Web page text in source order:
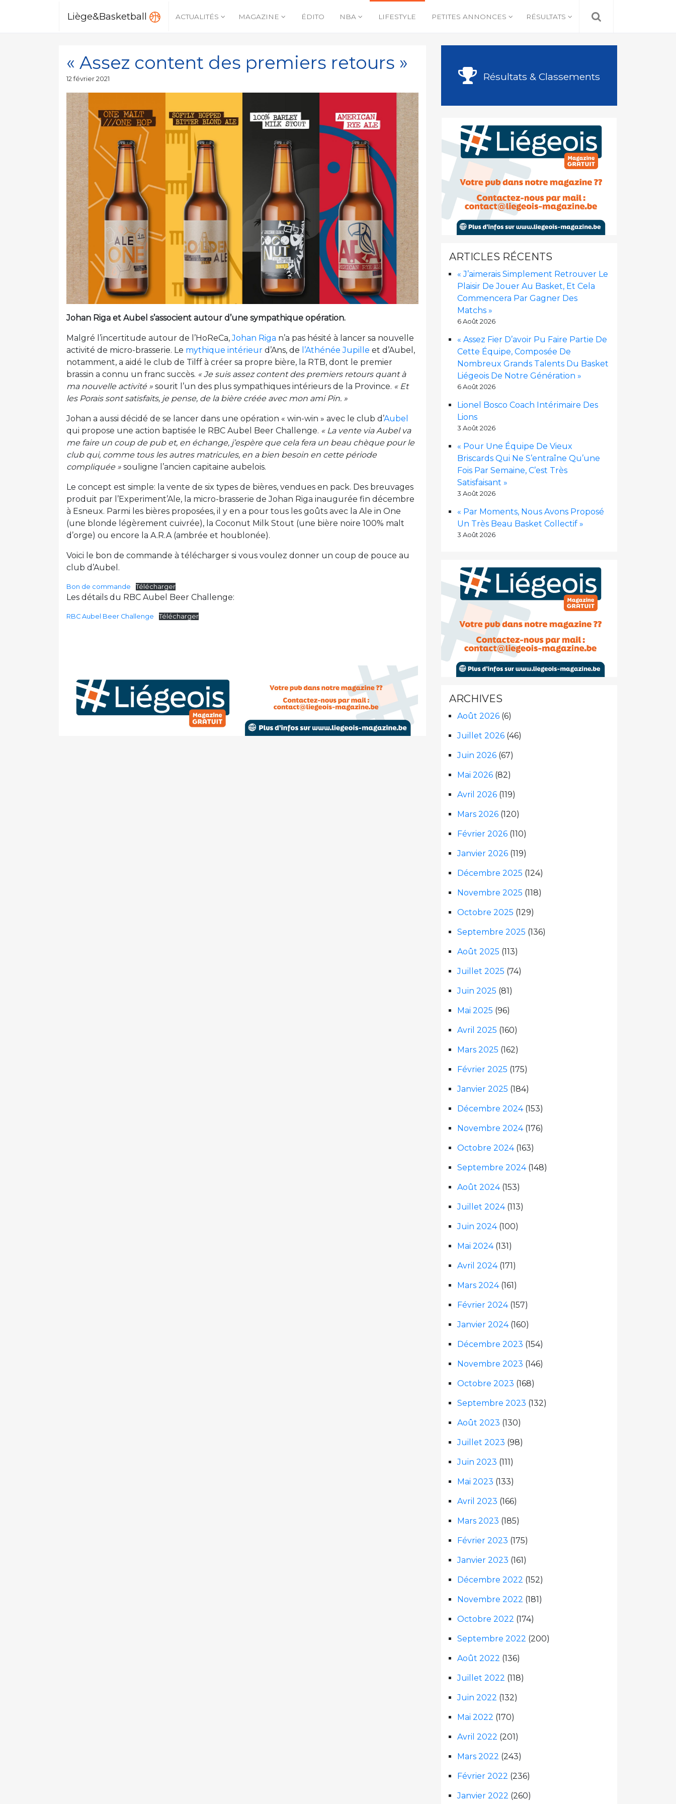
Liège&Basketball ACTUALITÉS MAGAZINE ÉDITO NBA LIFESTYLE PETITES ANNONCES RÉSULTATS
« Assez content des premiers retours »
Publié
12 février 2021
Johan Riga et Aubel s’associent autour d’une sympathique opération.
Malgré l’incertitude autour de l’HoReCa,Johan Riga n’a pas hésité à lancer sa nouvelle
activité de micro-brasserie. Le mythique intérieur d’Ans, de l’Athénée Jupille et d’Aubel,
notamment, a aidé le club de Tilff à créer sa propre bière, la RTB, dont le premier
brassin a connu un franc succès. « Je suis assez content des premiers retours quant à
ma nouvelle activité » sourit l’un des plus sympathiques intérieurs de la Province. « Et
les Porais sont satisfaits, je pense, de la bière créée avec mon ami Pin. »
Johan a aussi décidé de se lancer dans une opération « win-win » avec le club d’Aubel
qui propose une action baptisée le RBC Aubel Beer Challenge. « La vente via Aubel va
me faire un coup de pub et, en échange, j’espère que cela fera un beau chèque pour le
club qui, comme tous les autres matricules, en a bien besoin en cette période
compliquée » souligne l’ancien capitaine aubelois.
Le concept est simple: la vente de six types de bières, vendues en pack. Des breuvages
produit par l’Experiment’Ale, la micro-brasserie de Johan Riga inaugurée fin décembre
à Esneux. Parmi les bières proposées, il y en a pour tous les goûts avec la Ale in One
(une blonde légèrement cuivrée), la Coconut Milk Stout (une bière noire 100% malt
d’orge) ou encore la A.R.A (ambrée et houblonée).
Voici le bon de commande à télécharger si vous voulez donner un coup de pouce au
club d’Aubel.
Bon de commande Télécharger
Les détails du RBC Aubel Beer Challenge:
RBC Aubel Beer Challenge Télécharger
Résultats & Classements
ARTICLES RÉCENTS
« J’aimerais Simplement Retrouver Le
Plaisir De Jouer Au Basket, Et Cela
Commencera Par Gagner Des
Matchs »
6 Août 2026
« Assez Fier D’avoir Pu Faire Partie De
Cette Équipe, Composée De
Nombreux Grands Talents Du Basket
Liégeois De Notre Génération »
6 Août 2026
Lionel Bosco Coach Intérimaire Des
Lions
3 Août 2026
« Pour Une Équipe De Vieux
Briscards Qui Ne S’entraîne Qu’une
Fois Par Semaine, C’est Très
Satisfaisant »
3 Août 2026
« Par Moments, Nous Avons Proposé
Un Très Beau Basket Collectif »
3 Août 2026
ARCHIVES
Août 2026 (6)
Juillet 2026 (46)
Juin 2026 (67)
Mai 2026 (82)
Avril 2026 (119)
Mars 2026 (120)
Février 2026 (110)
Janvier 2026 (119)
Décembre 2025 (124)
Novembre 2025 (118)
Octobre 2025 (129)
Septembre 2025 (136)
Août 2025 (113)
Juillet 2025 (74)
Juin 2025 (81)
Mai 2025 (96)
Avril 2025 (160)
Mars 2025 (162)
Février 2025 (175)
Janvier 2025 (184)
Décembre 2024(153)
Novembre 2024(176)
Octobre 2024(163)
Septembre 2024(148)
Août 2024(153)
Juillet 2024(113)
Juin 2024(100)
Mai 2024(131)
Avril 2024(171)
Mars 2024(161)
Février 2024(157)
Janvier 2024(160)
Décembre 2023 (154)
Novembre 2023 (146)
Octobre 2023 (168)
Septembre 2023 (132)
Août 2023 (130)
Juillet 2023 (98)
Juin 2023 (111)
Mai 2023 (133)
Avril 2023 (166)
Mars 2023 (185)
Février 2023 (175)
Janvier 2023 (161)
Décembre 2022 (152)
Novembre 2022 (181)
Octobre 2022 (174)
Septembre 2022 (200)
Août 2022 (136)
Juillet 2022 (118)
Juin 2022 (132)
Mai 2022 (170)
Avril 2022 (201)
Mars 2022 (243)
Février 2022 (236)
Janvier 2022 (260)